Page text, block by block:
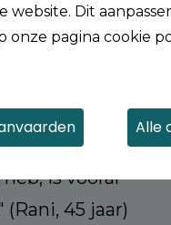
school kreeg
klas. Later
uit te voeren.
hulp
is vooral
45 jaar)
Dit
pagina cookie
Alle